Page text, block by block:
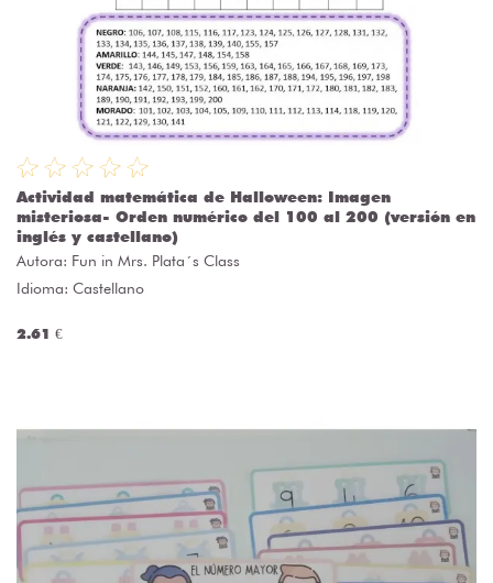
Actividad matemática de Halloween: Imagen
misteriosa- Orden numérico del 100 al 200 (versión en
inglés y castellano)
Autora: Fun in Mrs. Plata´s Class
Idioma: Castellano
2.61 €